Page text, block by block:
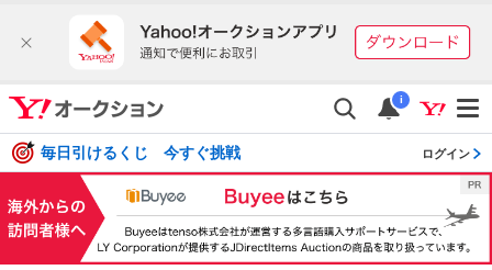
i
毎日引けるくじ 今すぐ挑戦 ログイン